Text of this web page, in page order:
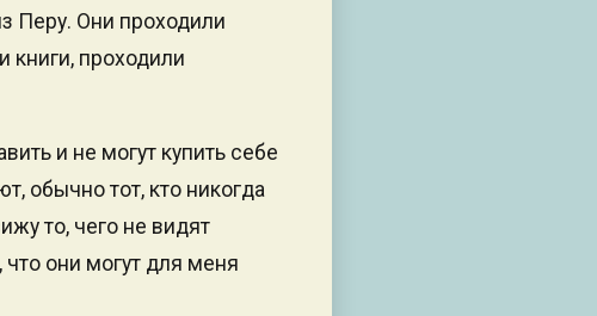
Перу. Они проходили
книги, проходили
и не могут купить себе
обычно тот, кто никогда
то, чего не видят
они могут для меня